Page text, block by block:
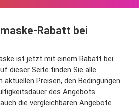
Rabatt bei
ist jetzt mit einem Rabatt bei
dieser Seite finden Sie alle
Preisen, den Bedingungen
des Angebots.
die vergleichbaren Angebote